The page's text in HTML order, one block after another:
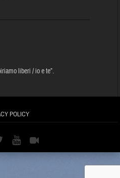
liberi / io e te”.
POLICY